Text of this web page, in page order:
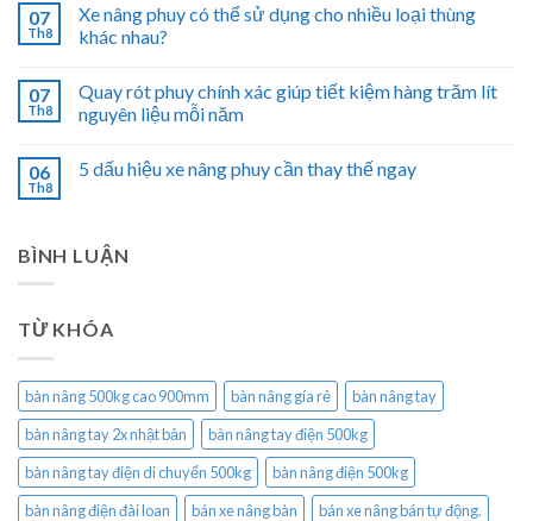
07
Th8
Xe nâng phuy có thể sử dụng cho nhiều loại thùng
khác nhau?
07
Th8
Quay rót phuy chính xác giúp tiết kiệm hàng trăm lít
nguyên liệu mỗi năm
06
Th8
5 dấu hiệu xe nâng phuy cần thay thế ngay
BÌNH LUẬN
TỪ KHÓA
bàn nâng 500kg cao 900mm bàn nâng gía rẻ
bàn nâng tay
bàn nâng tay 2x nhật bản
bàn nâng tay điện 500kg
bàn nâng tay điện di chuyển 500kg
bàn nâng điện 500kg
bàn nâng điện đài loan
bán xe nâng bàn
bán xe nâng bán tự động.